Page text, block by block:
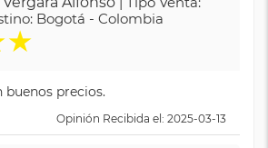
Bogotá - Colombia
★
buenos precios.
Opinión Recibida el: 2025-03-13